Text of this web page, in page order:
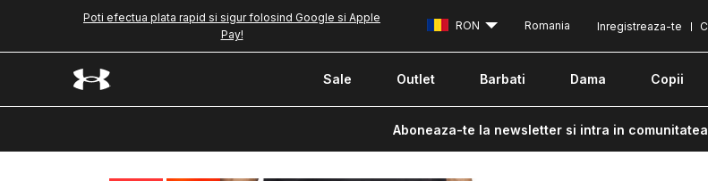
Poti efectua plata rapid si sigur folosind Google si Apple
Pay!
Inregistreaza-te
RON Romania
Sale Outlet Barbati Dama Copii
Aboneaza-te la newsletter si intra in